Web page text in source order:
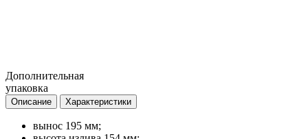
Дополнительная
упаковка
Описание Характеристики
вынос 195 мм;